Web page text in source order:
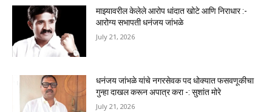
माझ्यावरील केलेले आरोप धांदात खोटे आणि निराधार :-
आरोग्य सभापती धनंजय जांभळे
July 21, 2026
धनंजय जांभळे यांचे नगरसेवक पद धोक्यात फसवणूकीचा
गुन्हा दाखल करून अपात्र करा -: सुशांत मोरे
July 21, 2026